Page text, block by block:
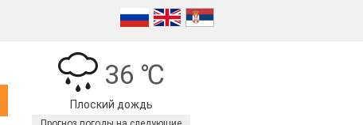
36 ℃
Плоский дождь